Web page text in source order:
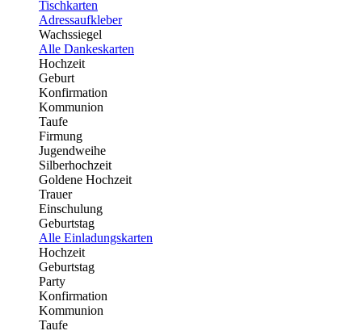
Tischkarten
Adressaufkleber
Wachssiegel
Alle Dankeskarten
Hochzeit
Geburt
Konfirmation
Kommunion
Taufe
Firmung
Jugendweihe
Silberhochzeit
Goldene Hochzeit
Trauer
Einschulung
Geburtstag
Alle Einladungskarten
Hochzeit
Geburtstag
Party
Konfirmation
Kommunion
Taufe